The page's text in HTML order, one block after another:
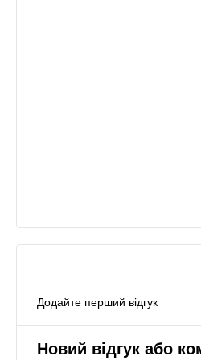
Додайте перший відгук
Новий відгук або